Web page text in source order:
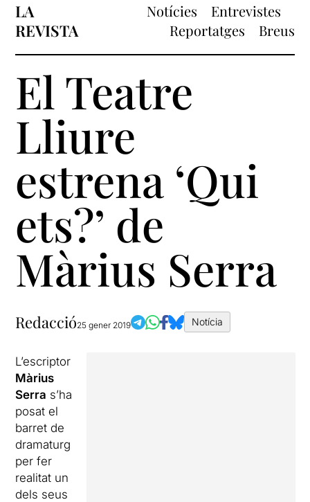
LA
REVISTA
Notícies
Entrevistes
Reportatges
Breus
El Teatre
Lliure
estrena ‘Qui
ets?’ de
Màrius Serra
Redacció25 gener 2019 Notícia
L’escriptor
Màrius
Serra s’ha
posat el
barret de
dramaturg
per fer
realitat un
dels seus